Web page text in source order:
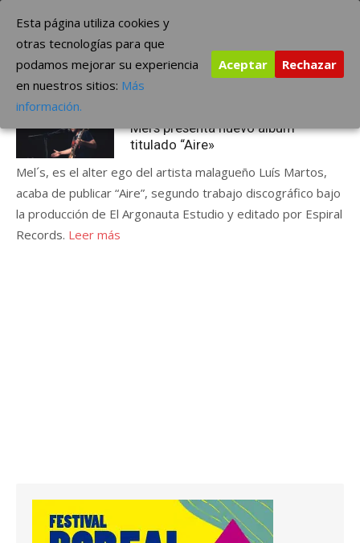
contenido
The Borderline Music
Etiqueta:Aire
Mel’s presenta nuevo álbum
titulado “Aire»
Mel´s, es el alter ego​​​ del artista malagueño Luís Martos,
acaba de publicar “Aire”, segundo trabajo discográfico bajo
la producción de El Argonauta Estudio y editado por Espiral
Records. Leer más
Esta página utiliza cookies y
otras tecnologías para que
podamos mejorar su experiencia
en nuestros sitios: Más
información.
Aceptar Rechazar